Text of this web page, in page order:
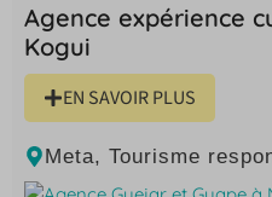
Agence expérience
Kogui
EN SAVOIR PLUS
Meta, Tourisme